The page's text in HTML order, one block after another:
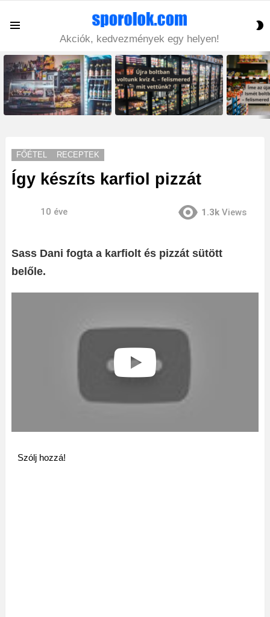
Akciók, kedvezmények egy helyen!
LATEST
STORIES
FŐÉTEL RECEPTEK
Így készíts karfiol pizzát
10 éve 1.3k Views
Sass Dani fogta a karfiolt és pizzát sütött
belőle.
Szólj hozzá!